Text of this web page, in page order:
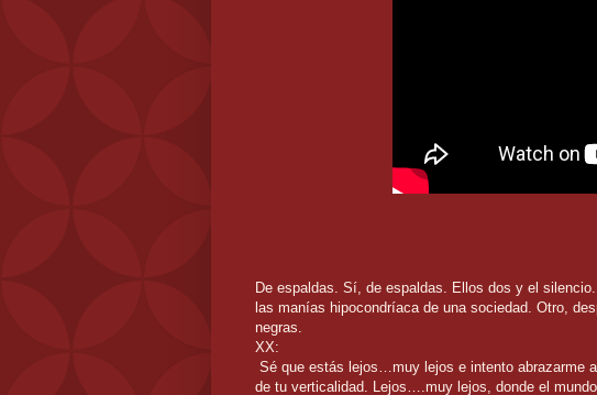
De espaldas. Sí, de espaldas. Ellos dos y el
las manías hipocondríaca de una sociedad. Otro,
negras.
XX:
Sé que estás lejos…muy lejos e intento abrazarme
de tu verticalidad. Lejos….muy lejos, donde el